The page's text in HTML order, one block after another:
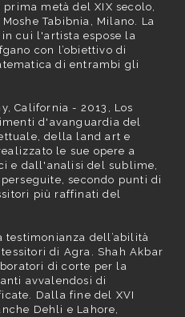
metà del XIX secolo,
Tabibnia, Milano. La
cui l'artista espose la
con l’obiettivo di
di entrambi gli
California - 2013, Los
d'avanguardia del
della land art e
le sue opere a
e dall'analisi del sublime,
secondo punti di
più raffinati del
testimonianza dell’abilità
di Agra. Shah Akbar
di corte per la
avvalendosi di
Dalla fine del XVI
Dehli e Lahore,